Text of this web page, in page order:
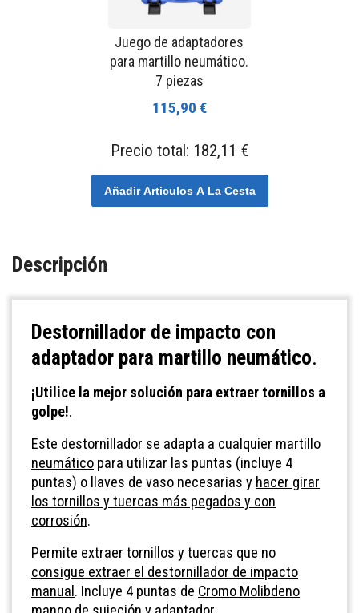
Juego de adaptadores
para martillo neumático.
7 piezas
115,90 €
Precio total: 182,11 €
Añadir Articulos A La Cesta
Descripción
Destornillador de impacto con
adaptador para martillo neumático.
¡Utilice la mejor solución para extraer tornillos a
golpe!.
Este destornillador se adapta a cualquier martillo
neumático para utilizar las puntas (incluye 4
puntas) o llaves de vaso necesarias y hacer girar
los tornillos y tuercas más pegados y con
corrosión.
Permite extraer tornillos y tuercas que no
consigue extraer el destornillador de impacto
manual . Incluye 4 puntas de Cromo Molibdeno